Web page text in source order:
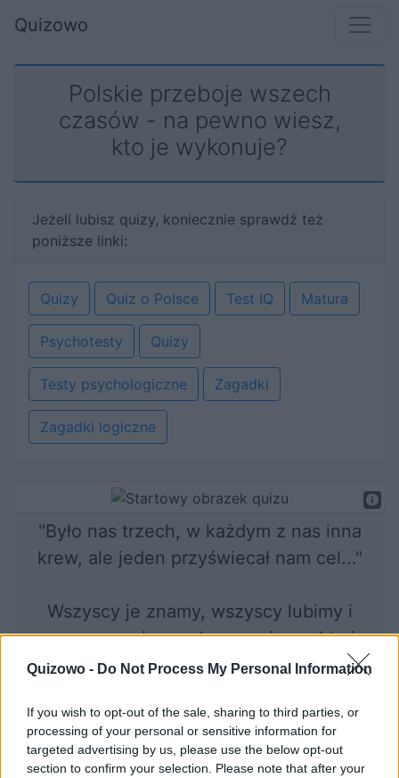
Quizowo - Do Not Process My Personal Information
If you wish to opt-out of the sale, sharing to third parties, or
processing of your personal or sensitive information for
targeted advertising by us, please use the below opt-out
section to confirm your selection. Please note that after your
Quizowo
Polskie przeboje wszech
czasów - na pewno wiesz,
kto je wykonuje?
Jeżeli lubisz quizy, koniecznie sprawdź też
poniższe linki:
Quizy Quiz o Polsce Test IQ Matura
Psychotesty Quizy
Testy psychologiczne Zagadki
Zagadki logiczne
"Było nas trzech, w każdym z nas inna
krew, ale jeden przyświecał nam cel..."
Wszyscy je znamy, wszyscy lubimy i
wszyscy nucimy - ale czy wiemy, kto je
śpiewa?
Rozpocznij quiz